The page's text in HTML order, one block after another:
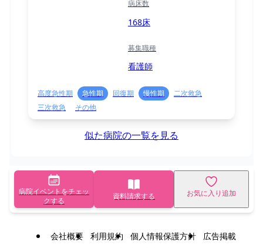
病床数
168床
募集職種
看護師
高度急性期 急性期 回復期 慢性期
二次救急
三次救急
その他
似た病院の一覧を見る
病院イベントをチェッ
クする
資料請求する お気に入り追加
会社概要 利用規約 個人情報保護方針
広告掲載